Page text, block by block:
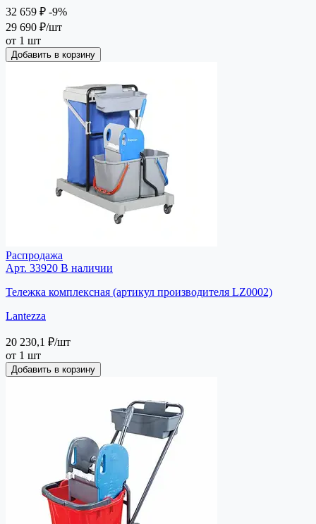
32 659 ₽ -9%
29 690 ₽/шт
от 1 шт
Добавить в корзину
Распродажа
Арт. 33920 В наличии
Тележка комплексная (артикул производителя LZ0002)
Lantezza
20 230,1 ₽/шт
от 1 шт
Добавить в корзину